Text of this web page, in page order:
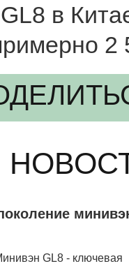
в
2
GL8 - ключевая